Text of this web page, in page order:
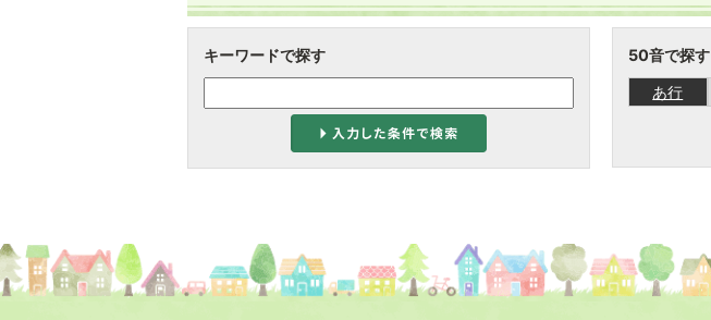
キーワードで探す
50音で探す
あ行